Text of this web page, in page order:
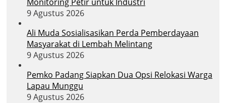
9 Agustus 2026
Ali Muda Sosialisasikan Perda Pemberdayaan
Masyarakat di Lembah Melintang
9 Agustus 2026
Pemko Padang Siapkan Dua Opsi Relokasi Warga
Lapau Munggu
9 Agustus 2026